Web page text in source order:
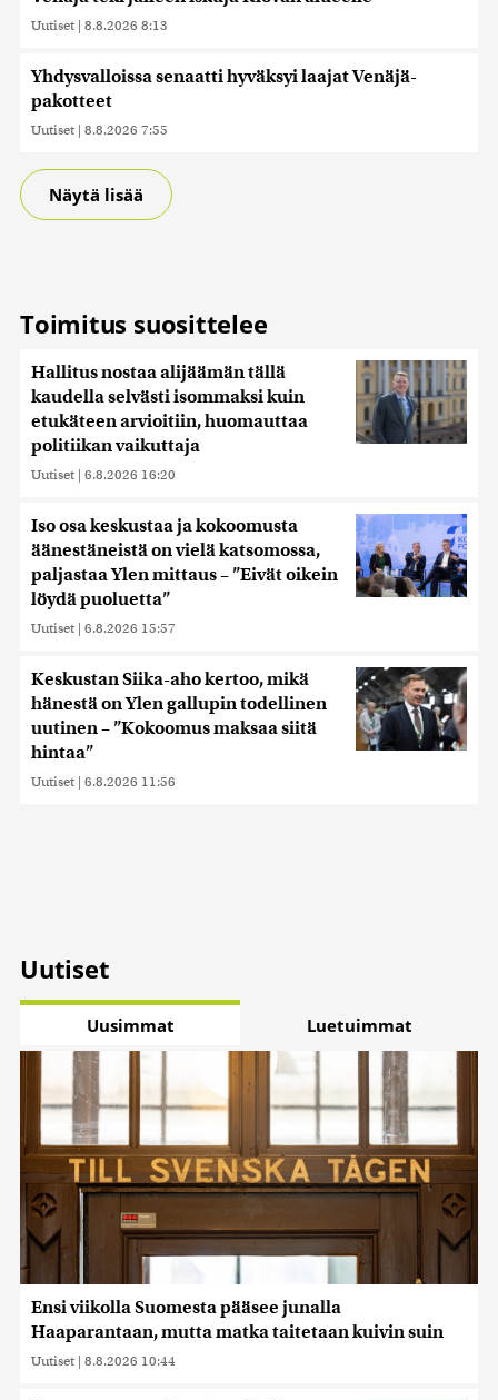
Uutiset | 8.8.2026 8:13
Yhdysvalloissa senaatti hyväksyi laajat Venäjä-
pakotteet
Uutiset | 8.8.2026 7:55
Näytä lisää
Toimitus suosittelee
Hallitus nostaa alijäämän tällä
kaudella selvästi isommaksi kuin
etukäteen arvioitiin, huomauttaa
politiikan vaikuttaja
Uutiset | 6.8.2026 16:20
Iso osa keskustaa ja kokoomusta
äänestäneistä on vielä katsomossa,
paljastaa Ylen mittaus – ”Eivät oikein
löydä puoluetta”
Uutiset | 6.8.2026 15:57
Keskustan Siika-aho kertoo, mikä
hänestä on Ylen gallupin todellinen
uutinen – ”Kokoomus maksaa siitä
hintaa”
Uutiset | 6.8.2026 11:56
Uutiset
Uusimmat Luetuimmat
Ensi viikolla Suomesta pääsee junalla
Haaparantaan, mutta matka taitetaan kuivin suin
Uutiset | 8.8.2026 10:44